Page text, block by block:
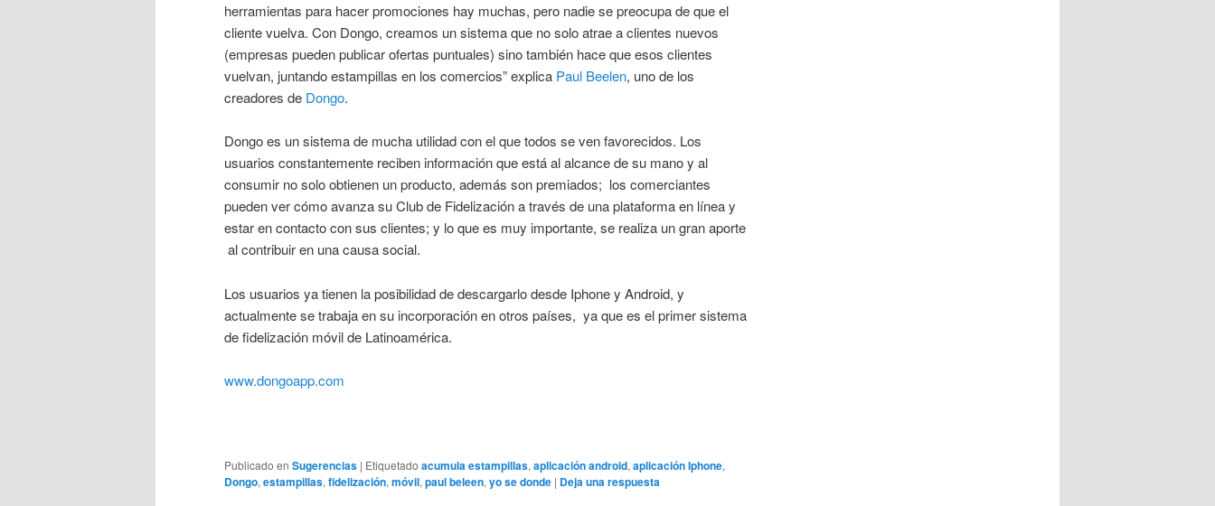
herramientas para hacer promociones hay muchas, pero nadie se preocupa de que el
cliente vuelva. Con Dongo, creamos un sistema que no solo atrae a clientes nuevos
(empresas pueden publicar ofertas puntuales) sino también hace que esos clientes
vuelvan, juntando estampillas en los comercios” explica Paul Beelen, uno de los
creadores de Dongo.
Dongo es un sistema de mucha utilidad con el que todos se ven favorecidos. Los
usuarios constantemente reciben información que está al alcance de su mano y al
consumir no solo obtienen un producto, además son premiados; los comerciantes
pueden ver cómo avanza su Club de Fidelización a través de una plataforma en línea y
estar en contacto con sus clientes; y lo que es muy importante, se realiza un gran aporte
al contribuir en una causa social.
Los usuarios ya tienen la posibilidad de descargarlo desde Iphone y Android, y
actualmente se trabaja en su incorporación en otros países, ya que es el primer sistema
de fidelización móvil de Latinoamérica.
www.dongoapp.com
Publicado en Sugerencias | Etiquetado acumula estampillas, aplicación android, aplicación Iphone,
Dongo, estampillas, fidelización, móvil, paul beleen, yo se donde | Deja una respuesta